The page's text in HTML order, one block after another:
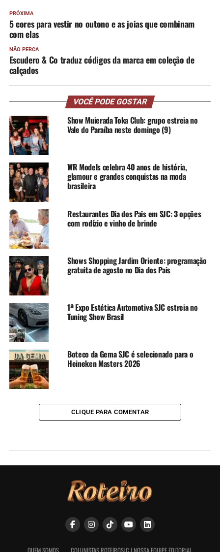
PRÓXIMA
5 cores para vestir no outono e as joias que combinam
com elas
NÃO PERCA
Escudero & Co traduz códigos da marca em coleção de
calçados
VOCÊ PODE GOSTAR
Show Muierada Toka Club: grupo estreia no
Vale do Paraíba neste domingo (9)
WR Models celebra 40 anos de história,
glamour e grandes conquistas na moda
brasileira
Restaurantes Dia dos Pais em SJC: 3 opções
com rodízio e vinho de brinde
Shows Shopping Jardim Oriente: programação
gratuita de agosto no Dia dos Pais
1ª Expo Estética Automotiva SJC estreia no
Tuning Show Brasil
Boteco da Gema SJC é selecionado para o
Heineken Masters 2026
CLIQUE PARA COMENTAR